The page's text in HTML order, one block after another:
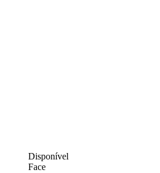
Disponível
Face